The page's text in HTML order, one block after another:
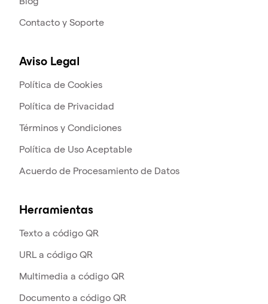
Contacto y Soporte
Aviso Legal
Política de Cookies
Política de Privacidad
Términos y Condiciones
Política de Uso Aceptable
Acuerdo de Procesamiento de Datos
Herramientas
Texto a código QR
URL a código QR
Multimedia a código QR
Documento a código QR